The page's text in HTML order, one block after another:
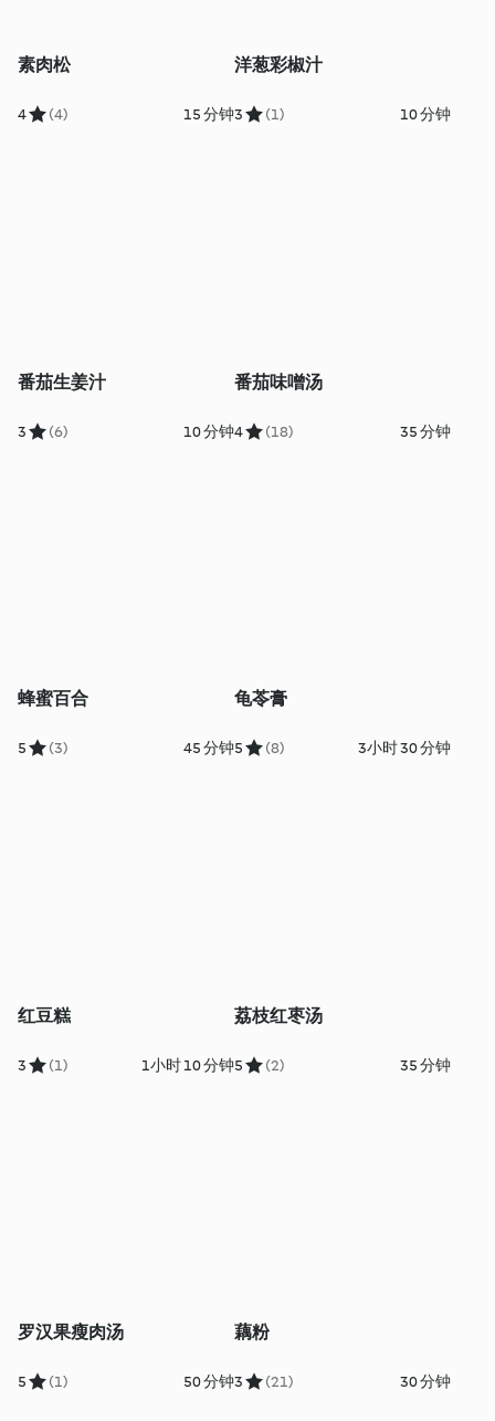
素肉松
4 (4) 15 分钟
洋葱彩椒汁
3 (1) 10 分钟
番茄生姜汁
3 (6) 10 分钟
番茄味噌汤
4 (18) 35 分钟
蜂蜜百合
5 (3) 45 分钟
龟苓膏
5 (8) 3小时 30 分钟
红豆糕
3 (1) 1小时 10 分钟
荔枝红枣汤
5 (2) 35 分钟
罗汉果瘦肉汤
5 (1) 50 分钟
藕粉
3 (21) 30 分钟